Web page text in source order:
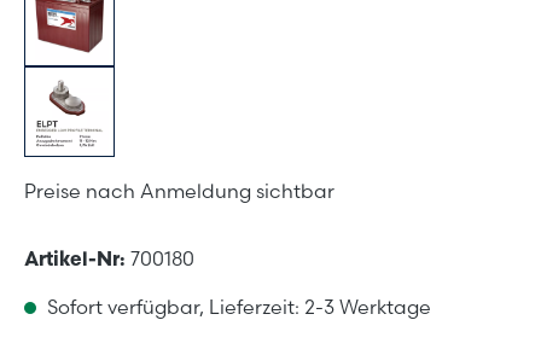
Preise nach Anmeldung sichtbar
Artikel-Nr: 700180
Sofort verfügbar, Lieferzeit: 2-3 Werktage